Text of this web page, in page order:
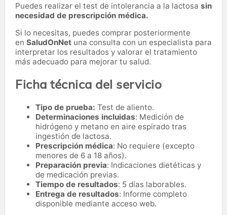
Puedes realizar el test de intolerancia a la lactosa sin
necesidad de prescripción médica.
Si lo necesitas, puedes comprar posteriormente
en SaludOnNet una consulta con un especialista para
interpretar los resultados y valorar el tratamiento
más adecuado para mejorar tu salud.
Ficha técnica del servicio
Tipo de prueba: Test de aliento.
Determinaciones incluidas: Medición de
hidrógeno y metano en aire espirado tras
ingestión de lactosa.
Prescripción médica: No requiere (excepto
menores de 6 a 18 años).
Preparación previa: Indicaciones dietéticas y
de medicación previas.
Tiempo de resultados: 5 días laborables.
Entrega de resultados: Informe completo
disponible mediante acceso web.